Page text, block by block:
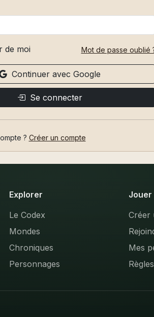
de moi Mot de passe oublié
Continuer avec Google
Se connecter
? Créer un compte
Explorer
Le Codex
Mondes
Chroniques
Personnages
Jouer
Créer
Mes